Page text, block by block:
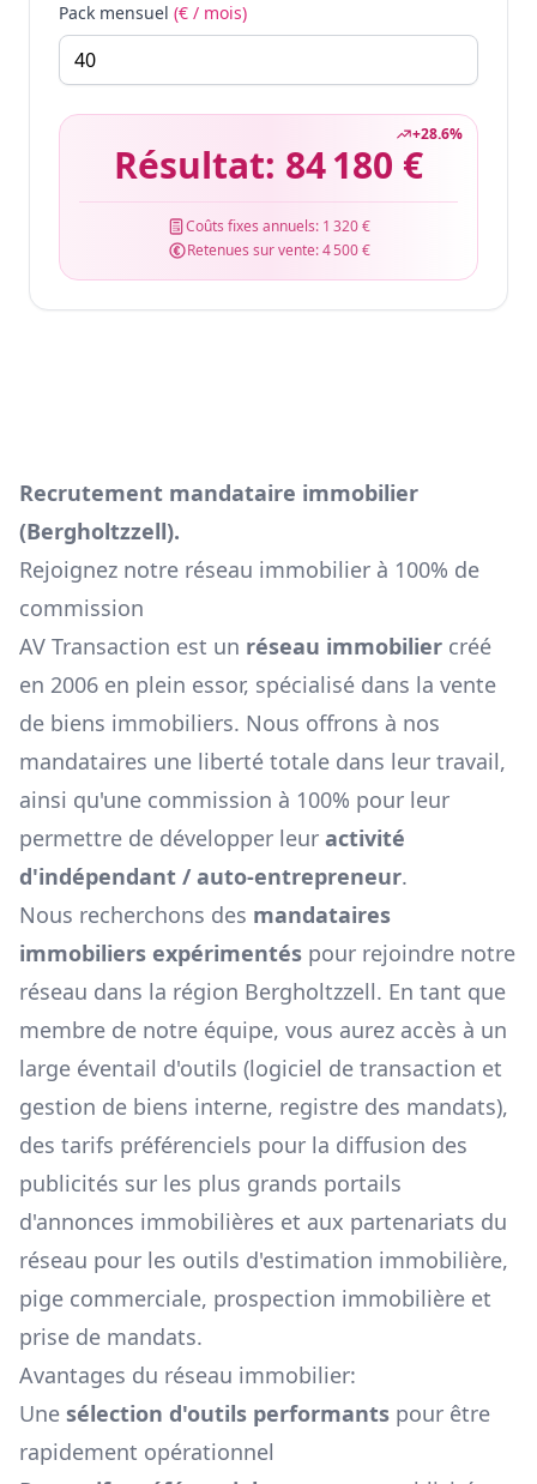
Pack mensuel (€ / mois)
+28.6%
Résultat: 84 180 €
Coûts fixes annuels: 1 320 €
Retenues sur vente:4 500 €
Recrutement mandataire immobilier
(Bergholtzzell).
Rejoignez notre réseau immobilier à 100% de
commission
AV Transaction est un réseau immobilier créé
en 2006 en plein essor, spécialisé dans la vente
de biens immobiliers. Nous offrons à nos
mandataires une liberté totale dans leur travail,
ainsi qu'une commission à 100% pour leur
permettre de développer leur activité
d'indépendant / auto-entrepreneur.
Nous recherchons des mandataires
immobiliers expérimentés pour rejoindre notre
réseau dans la région Bergholtzzell. En tant que
membre de notre équipe, vous aurez accès à un
large éventail d'outils (logiciel de transaction et
gestion de biens interne, registre des mandats),
des tarifs préférenciels pour la diffusion des
publicités sur les plus grands portails
d'annonces immobilières et aux partenariats du
réseau pour les outils d'estimation immobilière,
pige commerciale, prospection immobilière et
prise de mandats.
Avantages du réseau immobilier:
Une sélection d'outils performants pour être
rapidement opérationnel